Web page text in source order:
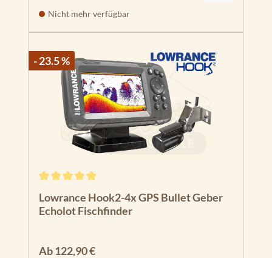
Nicht mehr verfügbar
- 23.5 %
Lowrance Hook2-4x GPS Bullet Geber
Echolot Fischfinder
Regulärer Preis:
Ab122,90 €